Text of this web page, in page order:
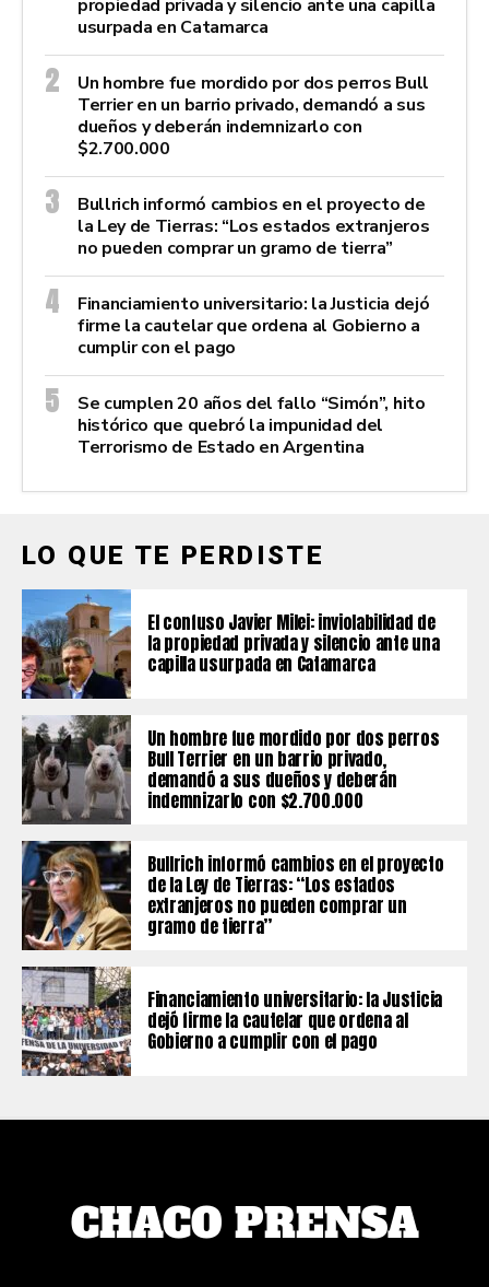
propiedad privada y silencio ante una capilla
usurpada en Catamarca
Un hombre fue mordido por dos perros Bull
Terrier en un barrio privado, demandó a sus
dueños y deberán indemnizarlo con
$2.700.000
Bullrich informó cambios en el proyecto de
la Ley de Tierras: “Los estados extranjeros
no pueden comprar un gramo de tierra”
Financiamiento universitario: la Justicia dejó
firme la cautelar que ordena al Gobierno a
cumplir con el pago
Se cumplen 20 años del fallo “Simón”, hito
histórico que quebró la impunidad del
Terrorismo de Estado en Argentina
LO QUE TE PERDISTE
El confuso Javier Milei: inviolabilidad de
la propiedad privada y silencio ante una
capilla usurpada en Catamarca
Un hombre fue mordido por dos perros
Bull Terrier en un barrio privado,
demandó a sus dueños y deberán
indemnizarlo con $2.700.000
Bullrich informó cambios en el proyecto
de la Ley de Tierras: “Los estados
extranjeros no pueden comprar un
gramo de tierra”
Financiamiento universitario: la Justicia
dejó firme la cautelar que ordena al
Gobierno a cumplir con el pago